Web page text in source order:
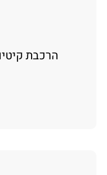
הרכבת